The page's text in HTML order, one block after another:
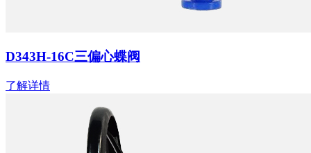
D343H-16C三偏心蝶阀
了解详情